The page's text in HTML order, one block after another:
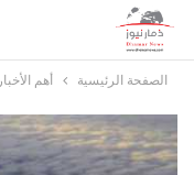
الصفحة الرئيسية أهم الأخبار